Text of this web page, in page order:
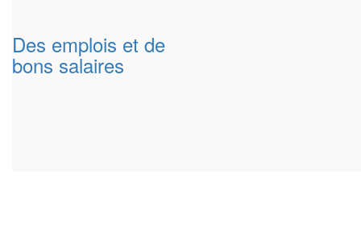
Des emplois et de
bons salaires